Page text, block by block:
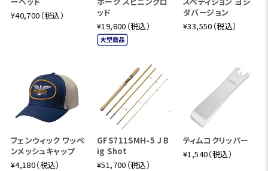
¥40,700（税込）
ッド
¥19,800（税込）
ダバージョン
¥33,550（税込）
フェンウィック ワッペ
ンメッシュキャップ
¥4,180（税込）
GFS711SMH-5 J B
ig Shot
¥51,700（税込）
ティムコクリッパー
¥1,540（税込）